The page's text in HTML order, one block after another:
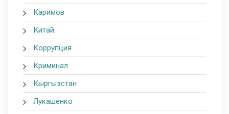
Каримов
Китай
Коррупция
Криминал
Кыргызстан
Лукашенко